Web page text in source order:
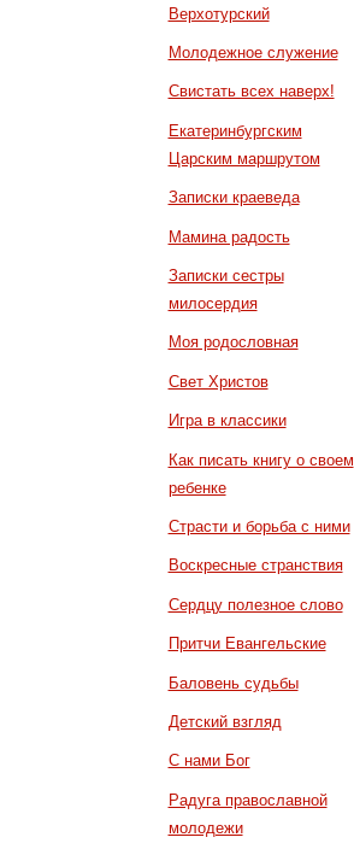
Верхотурский
Молодежное служение
Свистать всех наверх!
Екатеринбургским
Царским маршрутом
Записки краеведа
Мамина радость
Записки сестры
милосердия
Моя родословная
Свет Христов
Игра в классики
Как писать книгу о своем
ребенке
Страсти и борьба с ними
Воскресные странствия
Сердцу полезное слово
Притчи Евангельские
Баловень судьбы
Детский взгляд
С нами Бог
Радуга православной
молодежи